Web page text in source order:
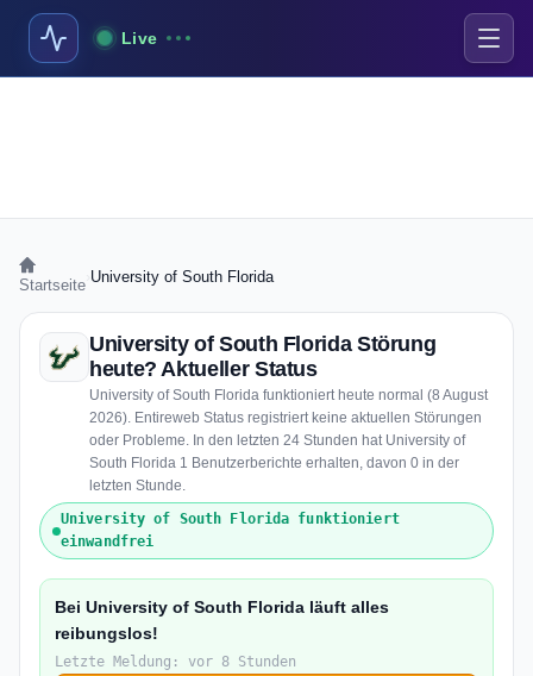
Live
Startseite University of South Florida
University of South Florida Störung
heute? Aktueller Status
University of South Florida funktioniert heute normal (8 August
2026). Entireweb Status registriert keine aktuellen Störungen
oder Probleme. In den letzten 24 Stunden hat University of
South Florida 1 Benutzerberichte erhalten, davon 0 in der
letzten Stunde.
University of South Florida funktioniert
einwandfrei
Bei University of South Florida läuft alles
reibungslos!
Letzte Meldung: vor 8 Stunden